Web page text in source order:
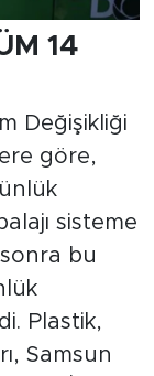
14
Değişikliği
göre,
sisteme
sonra bu
Plastik,
Samsun